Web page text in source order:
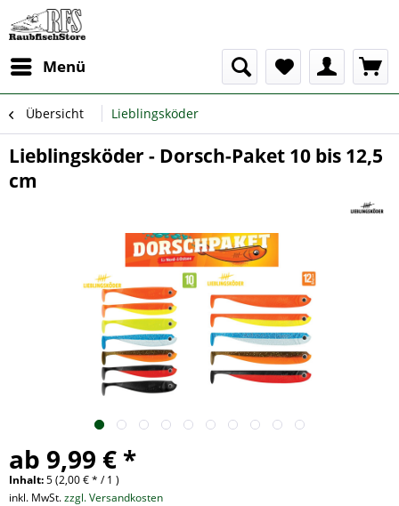
Menü
Übersicht Lieblingsköder
Lieblingsköder - Dorsch-Paket 10 bis 12,5
cm
ab 9,99 € *
Inhalt:5 (2,00 € * / 1 )
inkl. MwSt.zzgl. Versandkosten